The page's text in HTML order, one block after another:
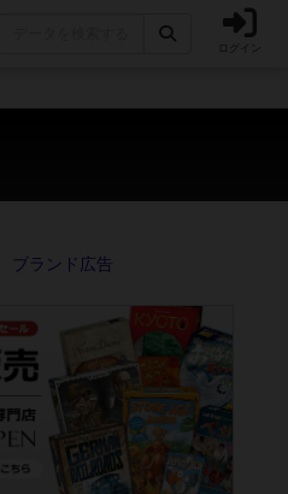
ログイン
ル説明時間は含まれていないため、初めて
海賊同士の対決など、ゲームコンセプトを絞
です。例えば「ダイスロール」はランダ